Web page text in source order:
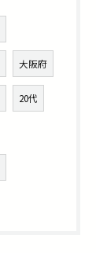
大阪府
20代